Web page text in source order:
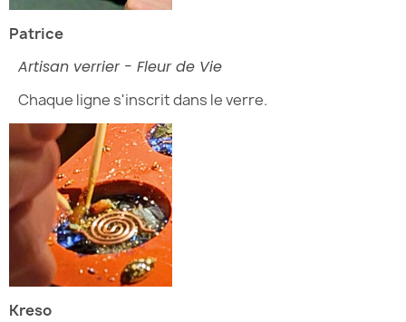
Patrice
Artisan verrier - Fleur de Vie
Chaque ligne s'inscrit dans le verre.
Kreso